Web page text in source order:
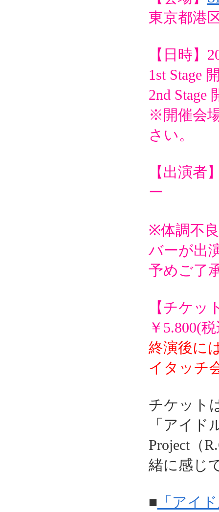
東京都港
【日時】
1st Stage
2nd Stage
※開催会
さい。
【出演者
ー
※体調不
バーが出
予めご了
【チケ
￥5.800(
終演後に
イタッチ
チケット
「アイド
Project（
緒に感じ
■ 「アイ